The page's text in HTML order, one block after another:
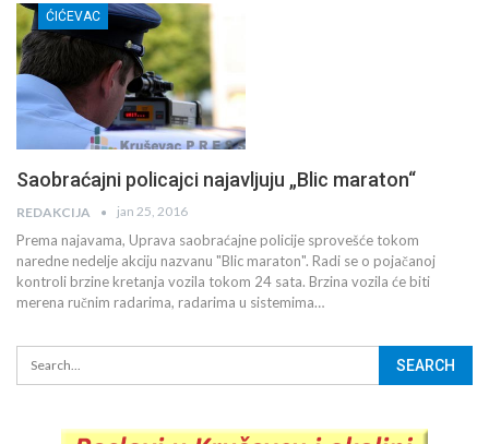
ĆIĆEVAC
Saobraćajni policajci najavljuju „Blic maraton“
REDAKCIJA jan 25, 2016
Prema najavama, Uprava saobraćajne policije sprovešće tokom
naredne nedelje akciju nazvanu "Blic maraton". Radi se o pojačanoj
kontroli brzine kretanja vozila tokom 24 sata. Brzina vozila će biti
merena ručnim radarima, radarima u sistemima…